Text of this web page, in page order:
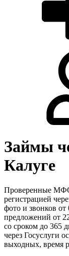
Займы
Калуге
Проверенные
регистрацией
фото и звонков
предложений от
со сроком до 365
через Госуслуги
выходных, время